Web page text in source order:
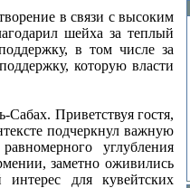
в связи с высоким
шейха за теплый
в том числе за
которую власти
Приветствуя гостя,
подчеркнул важную
углубления
заметно оживились
для кувейтских